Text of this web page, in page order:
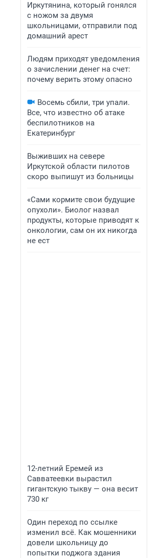
Иркутянина, который гонялся
с ножом за двумя
школьницами, отправили под
домашний арест
Людям приходят уведомления
о зачислении денег на счет:
почему верить этому опасно
Восемь сбили, три упали.
Все, что известно об атаке
беспилотников на
Екатеринбург
Выживших на севере
Иркутской области пилотов
скоро выпишут из больницы
«Сами кормите свои будущие
опухоли». Биолог назвал
продукты, которые приводят к
онкологии, сам он их никогда
не ест
12-летний Еремей из
Савватеевки вырастил
гигантскую тыкву — она весит
730 кг
Один переход по ссылке
изменил всё. Как мошенники
довели школьницу до
попытки поджога здания